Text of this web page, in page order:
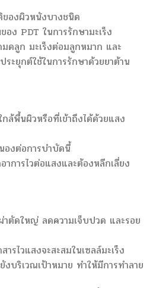
ของผิวหนังบางชนิด
ง PDT ในการรักษามะเร็ง
มดลูก มะเร็งต่อมลูกหมาก และ
ระยุกต์ใช้ในการรักษาด้วยยาต้าน
ล้พื้นผิวหรือที่เข้าถึงได้ด้วยแสง
องต่อการบำบัดนี้
าการไวต่อแสงและต้องหลีกเลี่ยง
าตัดใหญ่ ลดความเจ็บปวด และรอย
ารไวแสงจะสะสมในเซลล์มะเร็ง
บริเวณเป้าหมาย ทำให้มีการทำลาย